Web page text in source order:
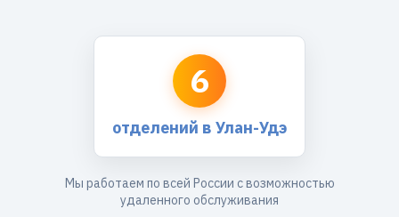
6
отделений в Улан-Удэ
Мы работаем по всей России с возможностью
удаленного обслуживания